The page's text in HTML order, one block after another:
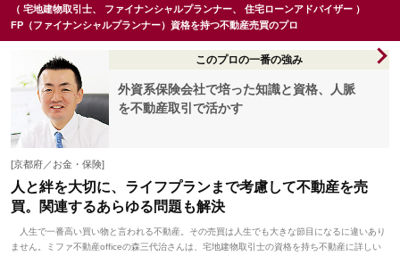
（ 宅地建物取引士、 ファイナンシャルプランナー、 住宅ローンアドバイザー ）
FP（ファイナンシャルプランナー）資格を持つ不動産売買のプロ
このプロの一番の強み
外資系保険会社で培った知識と資格、人脈
を不動産取引で活かす
[京都府／お金・保険]
人と絆を大切に、ライフプランまで考慮して不動産を売
買。関連するあらゆる問題も解決
人生で一番高い買い物と言われる不動産。その売買は人生でも大きな節目になるに違いあり
ません。ミファ不動産officeの森三代治さんは、宅地建物取引士の資格を持ち不動産に詳しい